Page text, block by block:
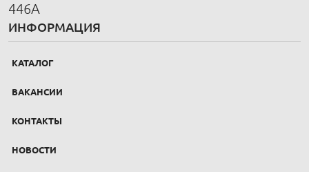
446А
ИНФОРМАЦИЯ
КАТАЛОГ
ВАКАНСИИ
КОНТАКТЫ
НОВОСТИ